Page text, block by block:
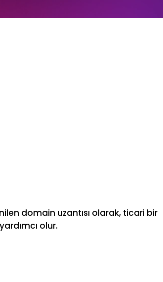
domain uzantısı olarak, ticari bir
olur.